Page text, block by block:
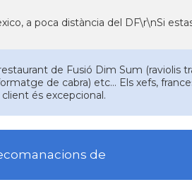
a poca distància del DF\r\nSi
de Fusió Dim Sum (raviolis
de cabra) etc... Els xefs,
és excepcional.
de